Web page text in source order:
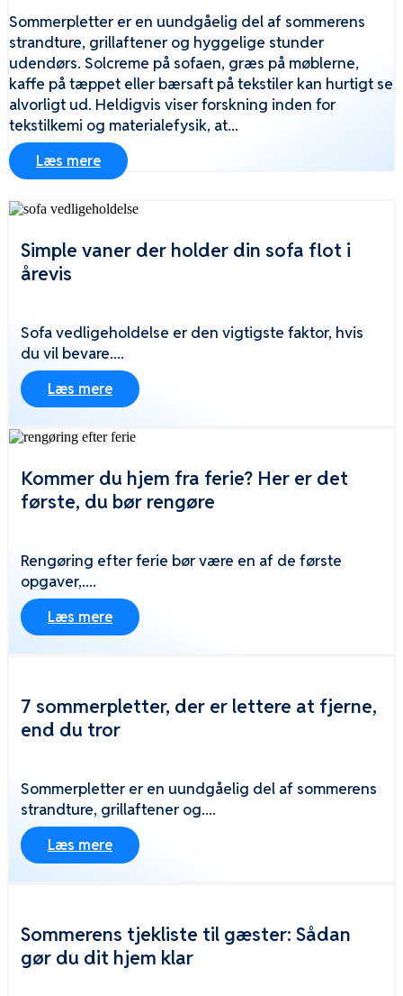
Sommerpletter er en uundgåelig del af sommerens
strandture, grillaftener og hyggelige stunder
udendørs. Solcreme på sofaen, græs på møblerne,
kaffe på tæppet eller bærsaft på tekstiler kan hurtigt se
alvorligt ud. Heldigvis viser forskning inden for
tekstilkemi og materialefysik, at...
Læs mere
Simple vaner der holder din sofa flot i
årevis
Sofa vedligeholdelse er den vigtigste faktor, hvis
du vil bevare....
Læs mere
Kommer du hjem fra ferie? Her er det
første, du bør rengøre
Rengøring efter ferie bør være en af de første
opgaver,....
Læs mere
7 sommerpletter, der er lettere at fjerne,
end du tror
Sommerpletter er en uundgåelig del af sommerens
strandture, grillaftener og....
Læs mere
Sommerens tjekliste til gæster: Sådan
gør du dit hjem klar